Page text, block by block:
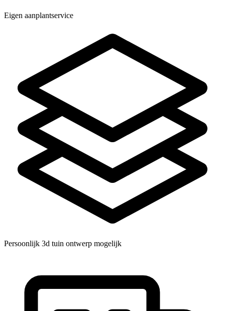
Eigen aanplantservice
Persoonlijk 3d tuin ontwerp mogelijk